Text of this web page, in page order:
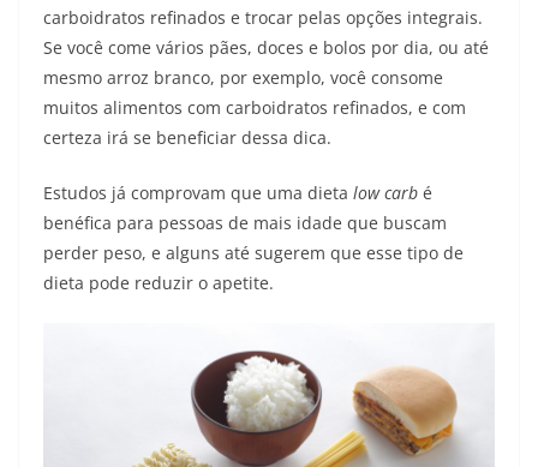
carboidratos refinados e trocar pelas opções integrais.
Se você come vários pães, doces e bolos por dia, ou até
mesmo arroz branco, por exemplo, você consome
muitos alimentos com carboidratos refinados, e com
certeza irá se beneficiar dessa dica.
Estudos já comprovam que uma dieta low carb é
benéfica para pessoas de mais idade que buscam
perder peso, e alguns até sugerem que esse tipo de
dieta pode reduzir o apetite.